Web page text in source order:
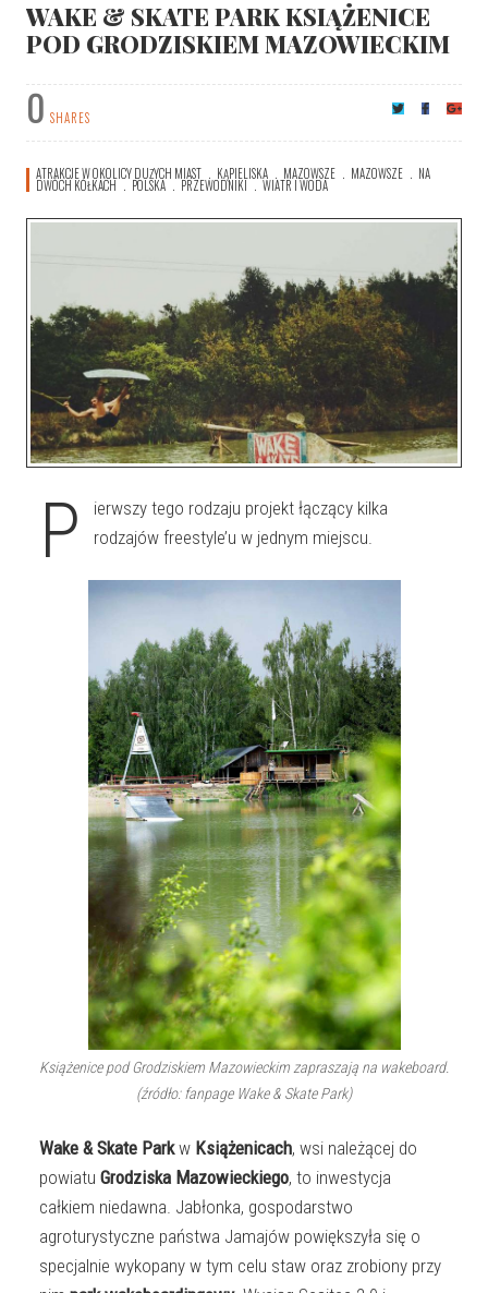
WAKE & SKATE PARK KSIĄŻENICE
POD GRODZISKIEM MAZOWIECKIM
0 SHARES
ATRAKCJE W OKOLICY DUŻYCH MIAST KĄPIELISKA MAZOWSZE MAZOWSZE NA
DWÓCH KÓŁKACH POLSKA PRZEWODNIKI WIATR I WODA
P
ierwszy tego rodzaju projekt łączący kilka
rodzajów freestyle’u w jednym miejscu.
Książenice pod Grodziskiem Mazowieckim zapraszają na wakeboard.
(źródło: fanpage Wake & Skate Park)
Wake & Skate Parkw Książenicach, wsi należącej do
powiatu Grodziska Mazowieckiego, to inwestycja
całkiem niedawna. Jabłonka, gospodarstwo
agroturystyczne państwa Jamajów powiększyła się o
specjalnie wykopany w tym celu staw oraz zrobiony przy